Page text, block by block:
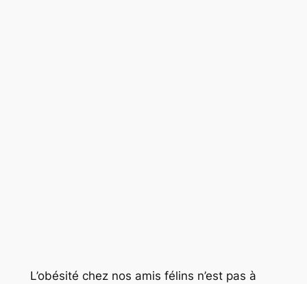
L’obésité chez nos amis félins n’est pas à